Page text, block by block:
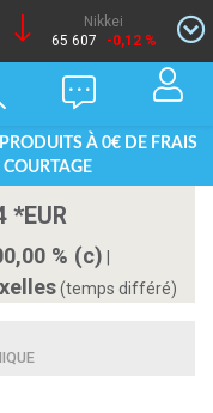
Nikkei
65 607
-0,12 %
À 0€ DE FRAIS
COURTAGE
*EUR
% (c)
(temps différé)